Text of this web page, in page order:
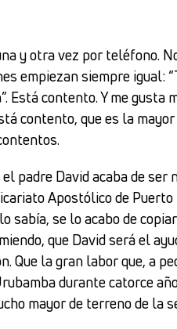
y otra vez por teléfono.
empiezan siempre igual:
Está contento. Y me gusta
contento, que es la
padre David acaba de ser
Apostólico de
sabía, se lo acabo de
que David será el
Que la gran labor que, a
durante catorce
mayor de terreno de la